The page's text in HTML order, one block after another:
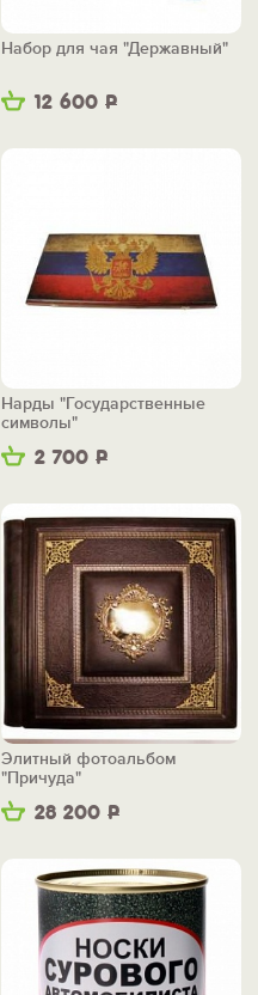
12 600 Р
Набор для чая "Державный"
2 700 Р
Нарды "Государственные
символы"
28 200 Р
Элитный фотоальбом
"Причуда"